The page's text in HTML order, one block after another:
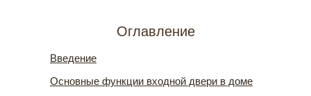
Оглавление
Введение
Основные функции входной двери в доме